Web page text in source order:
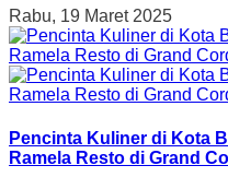
Rabu, 19 Maret 2025
Pencinta Kuliner di Kota
Ramela Resto di Grand